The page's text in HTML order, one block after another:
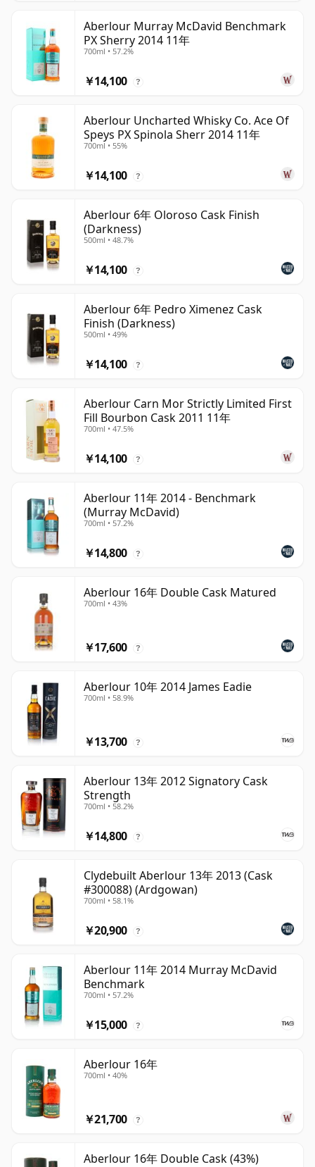
Aberlour Murray McDavid Benchmark
PX Sherry 2014 11年
700ml • 57.2%
￥14,100 ?
Aberlour Uncharted Whisky Co. Ace Of
Speys PX Spinola Sherr 2014 11年
700ml • 55%
￥14,100 ?
Aberlour 6年 Oloroso Cask Finish
(Darkness)
500ml • 48.7%
￥14,100 ?
Aberlour 6年 Pedro Ximenez Cask
Finish (Darkness)
500ml • 49%
￥14,100 ?
Aberlour Carn Mor Strictly Limited First
Fill Bourbon Cask 2011 11年
700ml • 47.5%
￥14,100 ?
Aberlour 11年 2014 - Benchmark
(Murray McDavid)
700ml • 57.2%
￥14,800 ?
Aberlour 16年 Double Cask Matured
700ml • 43%
￥17,600 ?
Aberlour 10年 2014 James Eadie
700ml • 58.9%
￥13,700 ?
Aberlour 13年 2012 Signatory Cask
Strength
700ml • 58.2%
￥14,800 ?
Clydebuilt Aberlour 13年 2013 (Cask
#300088) (Ardgowan)
700ml • 58.1%
￥20,900 ?
Aberlour 11年 2014 Murray McDavid
Benchmark
700ml • 57.2%
￥15,000 ?
Aberlour 16年
700ml • 40%
￥21,700 ?
Aberlour 16年 Double Cask (43%)